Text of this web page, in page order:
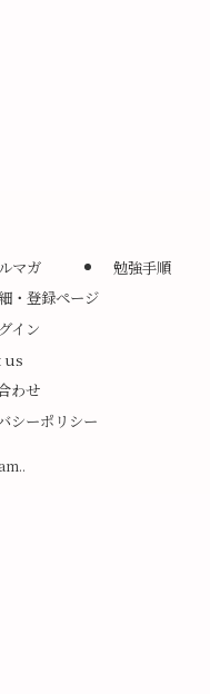
マガ
・登録ページ
イン
勉強手順
us
わせ
シーポリシー